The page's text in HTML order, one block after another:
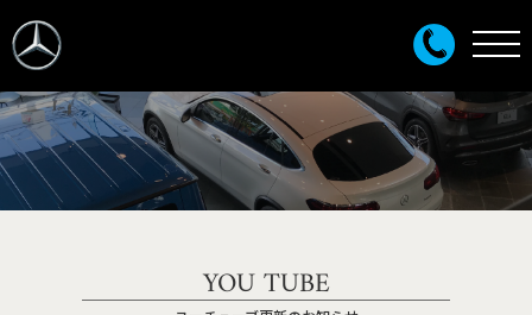
YOU TUBE